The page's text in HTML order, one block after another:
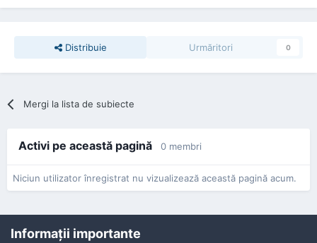
Distribuie Urmăritori 0
Mergi la lista de subiecte
Activi pe această pagină 0 membri
Niciun utilizator înregistrat nu vizualizează această pagină acum.
Informaţii importante